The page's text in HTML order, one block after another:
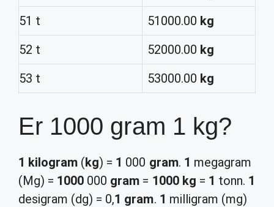
51 t
51000.00 kg
52 t
52000.00 kg
53 t
53000.00 kg
Er 1000 gram 1 kg?
1 kilogram (kg) = 1 000 gram. 1 megagram
(Mg) = 1000 000 gram = 1000 kg = 1 tonn. 1
desigram (dg) = 0,1 gram. 1 milligram (mg)